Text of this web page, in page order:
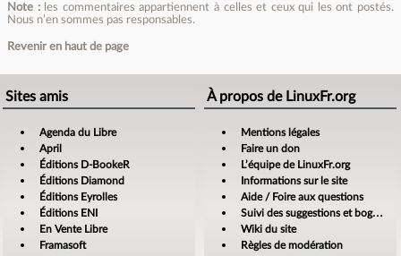
Note :les commentaires appartiennent à celles et ceux qui les ont postés.
Nous n’en sommes pas responsables.
Revenir en haut de page
Sites amis
Agenda du Libre
April
Éditions D-BookeR
Éditions Diamond
Éditions Eyrolles
Éditions ENI
En Vente Libre
Framasoft
À propos de LinuxFr.org
Mentions légales
Faire un don
L’équipe de LinuxFr.org
Informations sur le site
Aide / Foire aux questions
Suivi des suggestions et bogues
Wiki du site
Règles de modération